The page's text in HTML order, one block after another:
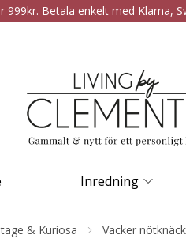
Betala enkelt med Klarna,
Inredning
& Kuriosa Vacker